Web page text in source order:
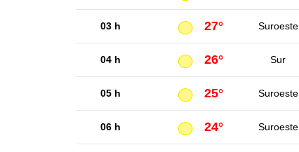
03 h 27° Suroeste
04 h 26° Sur
05 h 25° Suroeste
06 h 24° Suroeste